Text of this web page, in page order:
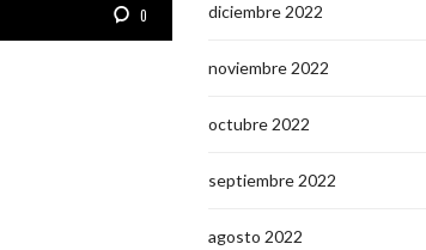
0 diciembre 2022
noviembre 2022
octubre 2022
septiembre 2022
agosto 2022